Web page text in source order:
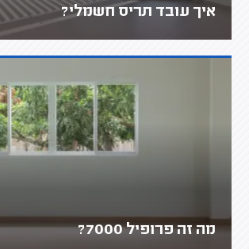
איך עובד תריס חשמלי?
מה זה פרופיל 7000?